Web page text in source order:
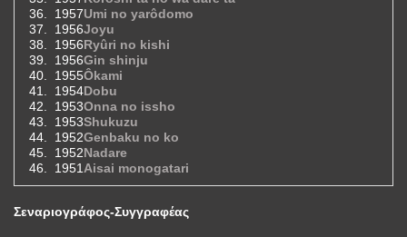
1957Umi no yarôdomo
1956Joyu
1956Ryûri no kishi
1956Gin shinju
1955Ôkami
1954Dobu
1953Onna no issho
1953Shukuzu
1952Genbaku no ko
1952Nadare
1951 Aisai monogatari
Σεναριογράφος-Συγγραφέας